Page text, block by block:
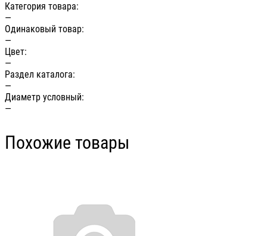
Категория товара:
—
Одинаковый товар:
—
Цвет:
—
Раздел каталога:
—
Диаметр условный:
—
Похожие товары